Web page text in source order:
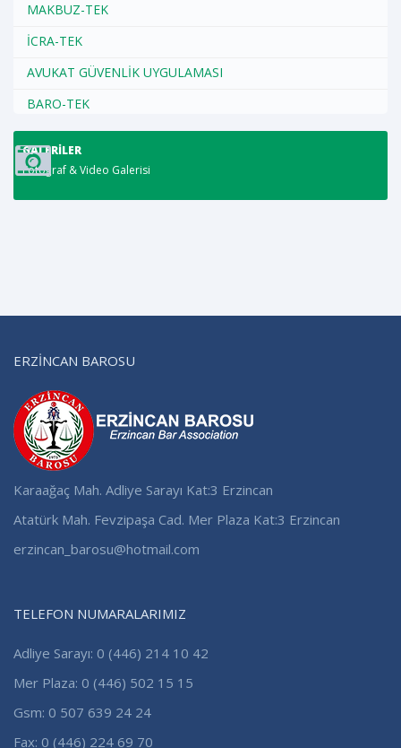
MAKBUZ-TEK
İCRA-TEK
AVUKAT GÜVENLİK UYGULAMASI
BARO-TEK
GALERILER
Fotoğraf & Video Galerisi
ERZİNCAN BAROSU
Karaağaç Mah. Adliye Sarayı Kat:3 Erzincan
Atatürk Mah. Fevzipaşa Cad. Mer Plaza Kat:3 Erzincan
erzincan_barosu@hotmail.com
TELEFON NUMARALARIMIZ
Adliye Sarayı: 0 (446) 214 10 42
Mer Plaza: 0 (446) 502 15 15
Gsm: 0 507 639 24 24
Fax: 0 (446) 224 69 70